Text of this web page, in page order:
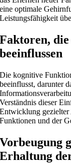
eine optimale
Leistungsfähigkeit
Faktoren,
beeinflussen
Die kognitive
beeinflusst, darunter
Verständnis dieser
Entwicklung gezielter
Funktionen und der
Vorbeugung
Erhaltung